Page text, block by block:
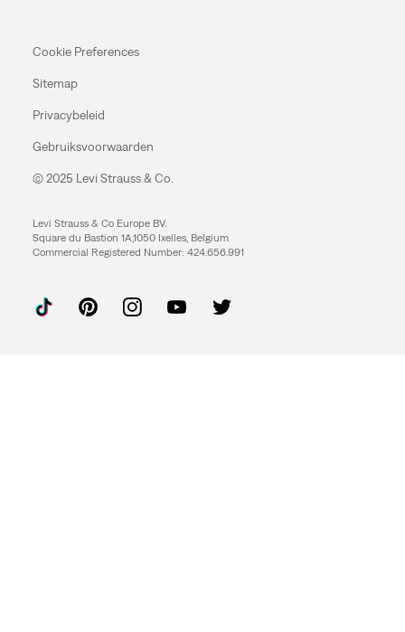
Cookie Preferences
Sitemap
Privacybeleid
Gebruiksvoorwaarden
© 2025 Levi Strauss & Co.
Levi Strauss & Co Europe BV.
Square du Bastion 1A,1050 Ixelles, Belgium
Commercial Registered Number: 424.656.991